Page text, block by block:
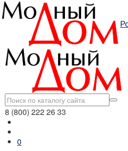
8 (800) 222 26 33
0